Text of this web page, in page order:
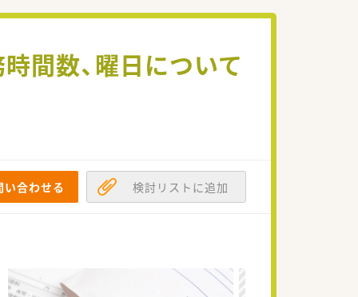
間数、曜日について
い合わせる 検討リストに追加